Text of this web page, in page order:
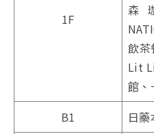
1F
森
飲茶
Lit
館、
B1
日